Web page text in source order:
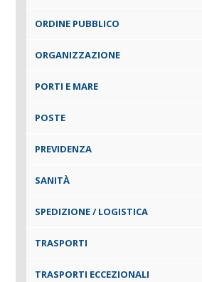
ORDINE PUBBLICO
ORGANIZZAZIONE
PORTI E MARE
POSTE
PREVIDENZA
SANITÀ
SPEDIZIONE / LOGISTICA
TRASPORTI
TRASPORTI ECCEZIONALI